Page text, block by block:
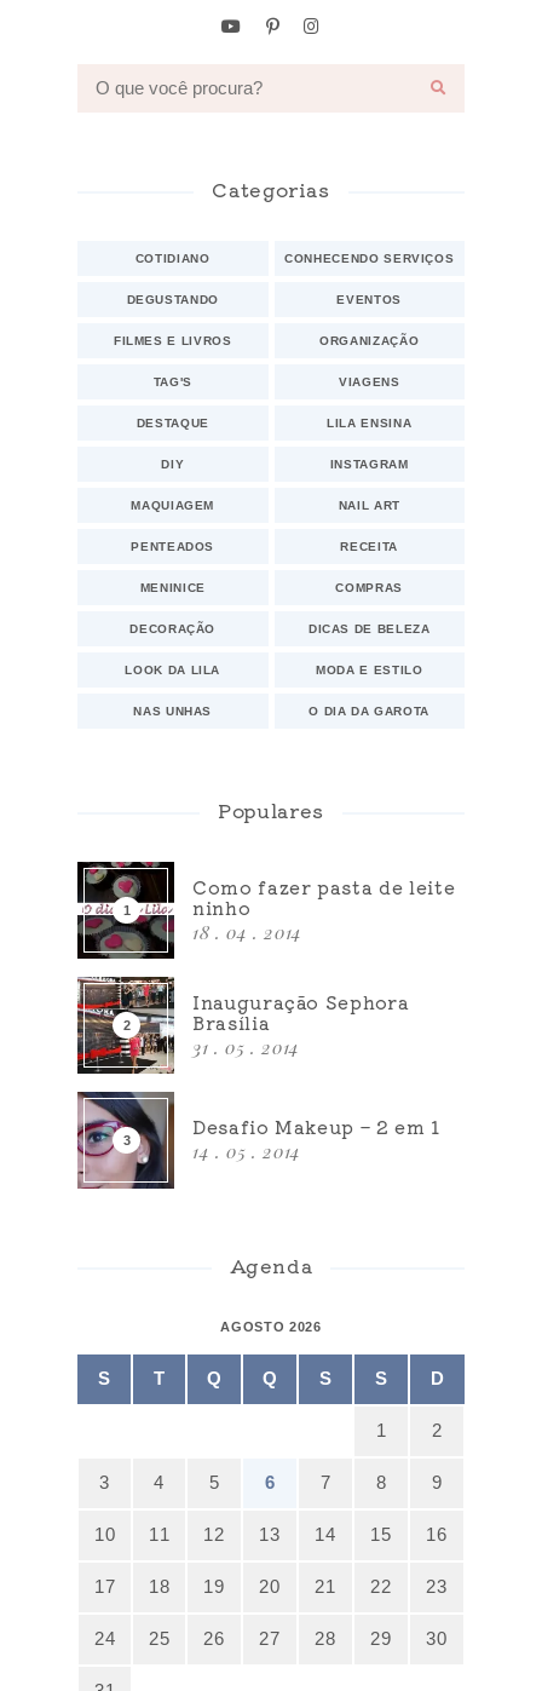
Categorias
COTIDIANO CONHECENDO SERVIÇOS
DEGUSTANDO EVENTOS
FILMES E LIVROS ORGANIZAÇÃO
TAG'S VIAGENS
DESTAQUE LILA ENSINA
DIY INSTAGRAM
MAQUIAGEM NAIL ART
PENTEADOS RECEITA
MENINICE COMPRAS
DECORAÇÃO DICAS DE BELEZA
LOOK DA LILA MODA E ESTILO
NAS UNHAS O DIA DA GAROTA
Populares
Como fazer pasta de leite
ninho
18 . 04 . 2014
Inauguração Sephora
Brasília
31 . 05 . 2014
Desafio Makeup – 2 em 1
14 . 05 . 2014
Agenda
AGOSTO 2026
S T Q Q S S D
1 2
3 4 5 6 7 8 9
10 11 12 13 14 15 16
17 18 19 20 21 22 23
24 25 26 27 28 29 30